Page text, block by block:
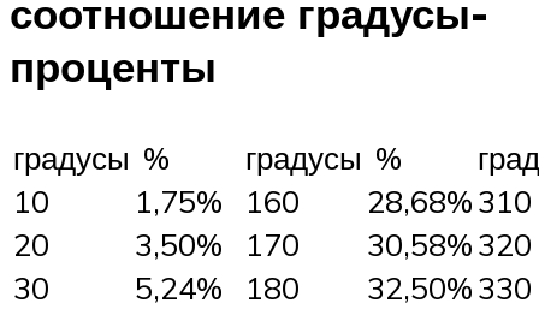
соотношение градусы-
проценты
градусы % градусы %
10
1,75% 160 28,68%310
20
3,50% 170 30,58%320
30
5,24% 180 32,50%330